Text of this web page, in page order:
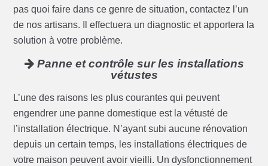
pas quoi faire dans ce genre de situation, contactez l’un
de nos artisans. Il effectuera un diagnostic et apportera la
solution à votre problème.
Panne et contrôle sur les installations
vétustes
L’une des raisons les plus courantes qui peuvent
engendrer une panne domestique est la vétusté de
l’installation électrique. N’ayant subi aucune rénovation
depuis un certain temps, les installations électriques de
votre maison peuvent avoir vieilli. Un dysfonctionnement